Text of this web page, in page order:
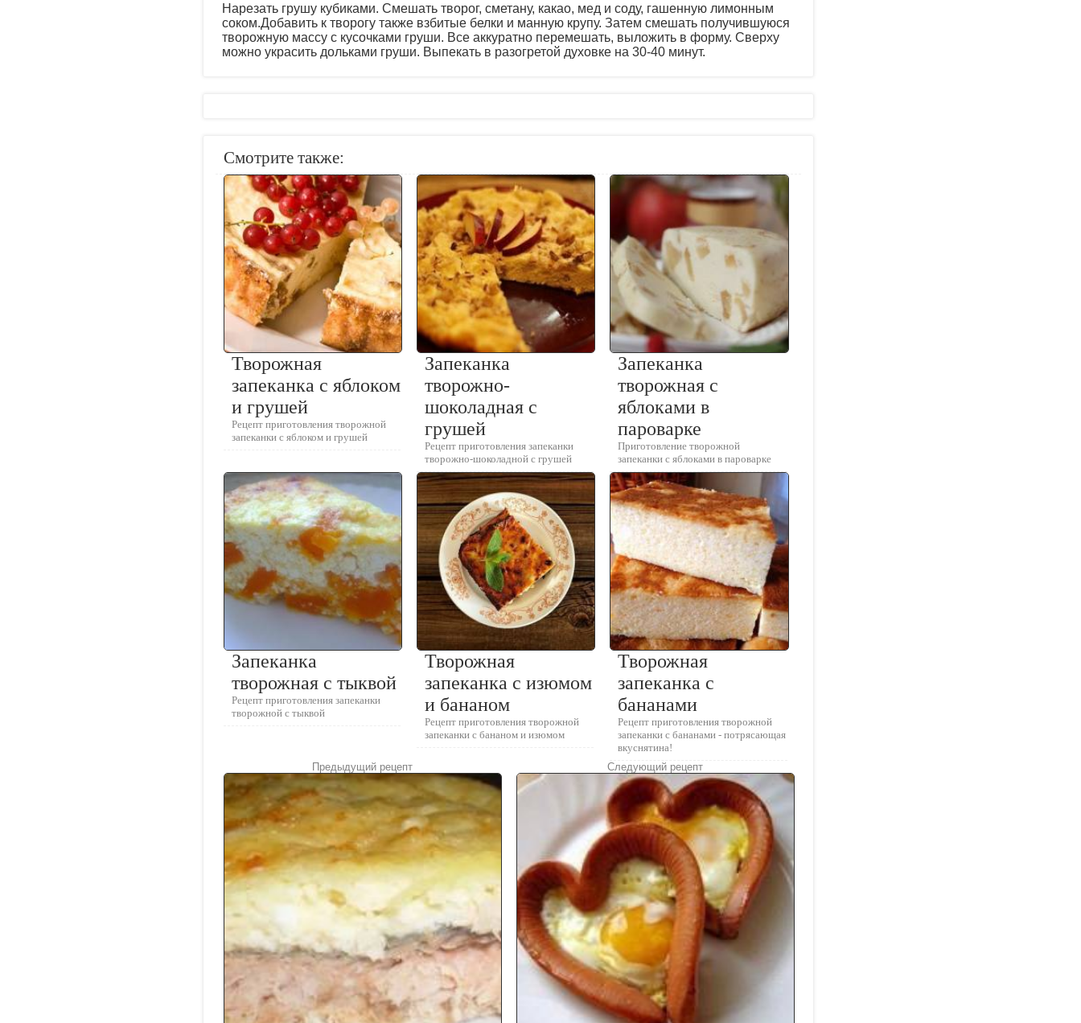
Нарезать грушу кубиками. Смешать творог, сметану, какао, мед и соду, гашенную лимонным
соком.Добавить к творогу также взбитые белки и манную крупу. Затем смешать получившуюся
творожную массу с кусочками груши. Все аккуратно перемешать, выложить в форму. Сверху
можно украсить дольками груши. Выпекать в разогретой духовке на 30-40 минут.
Смотрите также:
Творожная
запеканка с яблоком
и грушей
Рецепт приготовления творожной
запеканки с яблоком и грушей
Запеканка
творожно-
шоколадная с
грушей
Рецепт приготовления запеканки
творожно-шоколадной с грушей
Запеканка
творожная с
яблоками в
пароварке
Приготовление творожной
запеканки с яблоками в пароварке
Запеканка
творожная с тыквой
Рецепт приготовления запеканки
творожной с тыквой
Творожная
запеканка с изюмом
и бананом
Рецепт приготовления творожной
запеканки с бананом и изюмом
Творожная
запеканка с
бананами
Рецепт приготовления творожной
запеканки с бананами - потрясающая
вкуснятина!
Предыдущий рецепт
Следующий рецепт